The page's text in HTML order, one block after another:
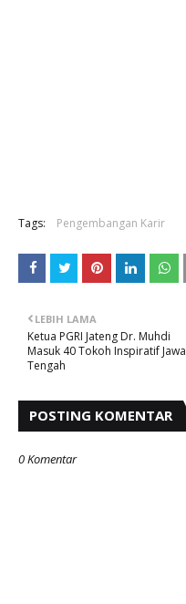
Tags: Pengembangan Karir
LEBIH LAMA
Ketua PGRI Jateng Dr. Muhdi
Masuk 40 Tokoh Inspiratif Jawa
Tengah
POSTING KOMENTAR
0 Komentar